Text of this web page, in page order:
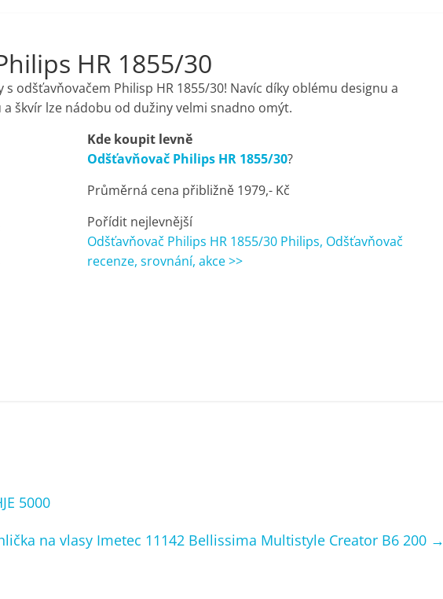
HR 1855/30
s odšťavňovačem Philisp HR 1855/30! Navíc díky oblému designu a
škvír lze nádobu od dužiny velmi snadno omýt.
Kde koupit levně
Odšťavňovač Philips HR 1855/30?
Průměrná cena přibližně 1979,- Kč
Pořídit nejlevnější
Odšťavňovač Philips HR 1855/30 Philips, Odšťavňovač
recenze, srovnání, akce >>
5000
na vlasy Imetec 11142 Bellissima Multistyle Creator B6 200 →